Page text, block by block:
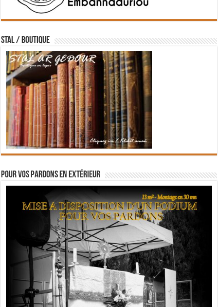
STAL / BOUTIQUE
Pour vos pardons en extérieur